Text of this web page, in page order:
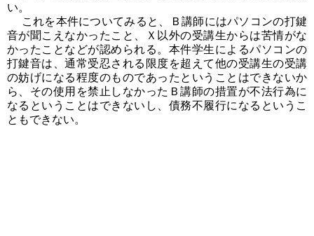
い。
これを本件についてみると、Ｂ講師にはパソコンの打鍵
音が聞こえなかったこと、Ｘ以外の受講生からは苦情がな
かったことなどが認められる。本件学生によるパソコンの
打鍵音は、通常受忍される限度を超えて他の受講生の受講
の妨げになる程度のものであったということはできないか
ら、その使用を禁止しなかったＢ講師の措置が不法行為に
なるということはできないし、債務不履行になるというこ
ともできない。